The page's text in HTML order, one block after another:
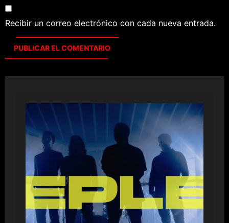
Recibir un correo electrónico con cada nueva entrada.